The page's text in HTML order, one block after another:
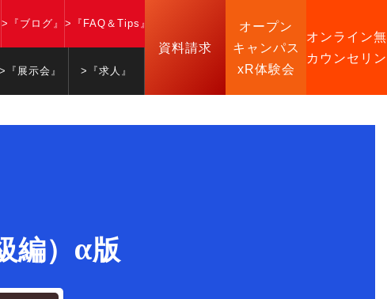
>『ブログ』 >『FAQ＆Tips』
>『展示会』 >『求人』
資料請求
オープン
キャンパス
xR体験会
オンライン
カウンセリ
編）α版